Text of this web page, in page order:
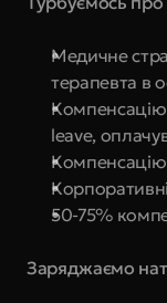
Медичне
терапевта в
Компенсацію
leave,
Компенсацію
50-75%
Заряджаємо